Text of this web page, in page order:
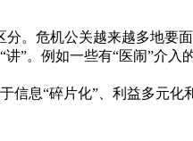
。危机公关越来越多地要面
。例如一些有“医闹”介入
息“碎片化”、利益多元化